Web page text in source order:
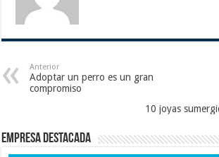
Anterior
Adoptar un perro es un gran
compromiso
10 joyas
Empresa destacada